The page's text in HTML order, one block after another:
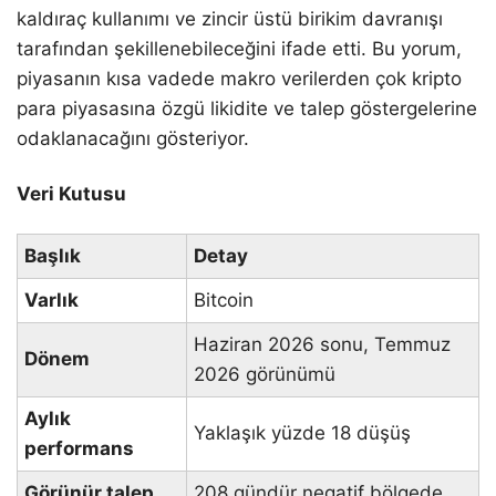
kaldıraç kullanımı ve zincir üstü birikim davranışı
tarafından şekillenebileceğini ifade etti. Bu yorum,
piyasanın kısa vadede makro verilerden çok kripto
para piyasasına özgü likidite ve talep göstergelerine
odaklanacağını gösteriyor.
Veri Kutusu
Başlık
Detay
Varlık
Bitcoin
Dönem
Haziran 2026 sonu, Temmuz
2026 görünümü
Aylık
performans
Yaklaşık yüzde 18 düşüş